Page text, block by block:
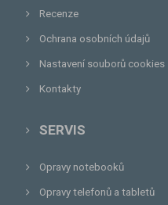
Recenze
Ochrana osobních údajů
Nastavení souborů cookies
Kontakty
SERVIS
Opravy notebooků
Opravy telefonů a tabletů